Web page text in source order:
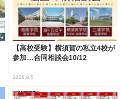
【高校受験】横須賀の私立4校が
参加…合同相談会10/12
2026.8.5